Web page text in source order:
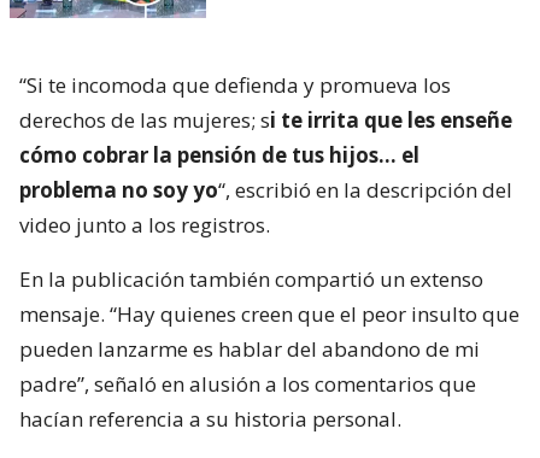
“Si te incomoda que defienda y promueva los
derechos de las mujeres; si te irrita que les enseñe
cómo cobrar la pensión de tus hijos… el
problema no soy yo“, escribió en la descripción del
video junto a los registros.
En la publicación también compartió un extenso
mensaje. “Hay quienes creen que el peor insulto que
pueden lanzarme es hablar del abandono de mi
padre”, señaló en alusión a los comentarios que
hacían referencia a su historia personal.